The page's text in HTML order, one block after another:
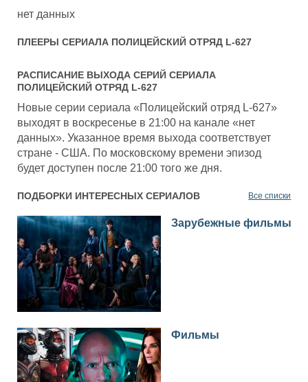
нет данных
ПЛЕЕРЫ СЕРИАЛА ПОЛИЦЕЙСКИЙ ОТРЯД L-627
РАСПИСАНИЕ ВЫХОДА СЕРИЙ СЕРИАЛА
ПОЛИЦЕЙСКИЙ ОТРЯД L-627
Новые серии сериала «Полицейский отряд L-627»
выходят в воскресенье в 21:00 на канале «нет
данных». Указанное время выхода соответствует
стране - США. По московскому времени эпизод
будет доступен после 21:00 того же дня.
ПОДБОРКИ ИНТЕРЕСНЫХ СЕРИАЛОВ Все списки
Зарубежные фильмы
Фильмы